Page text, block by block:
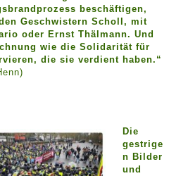
beschäftigen,
Geschwistern Scholl, mit
oder Ernst Thälmann. Und
wie die Solidarität für
die sie verdient haben.“
Die
gestrige
n Bilder
und